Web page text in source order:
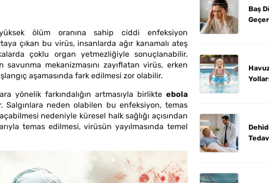
ölüm oranına sahip ciddi enfeksiyon
çıkan bu virüs, insanlarda ağır kanamalı ateş
çoklu organ yetmezliğiyle sonuçlanabilir.
savunma mekanizmasını zayıflatan virüs, erken
aşamasında fark edilmesi zor olabilir.
yönelik farkındalığın artmasıyla birlikte ebola
Salgınlara neden olabilen bu enfeksiyon, temas
nedeniyle küresel halk sağlığı açısından
temas edilmesi, virüsün yayılmasında temel
Baş